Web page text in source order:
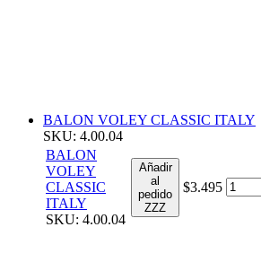
BALON VOLEY CLASSIC ITALY
SKU: 4.00.04
BALON
VOLEY
CLASSIC
ITALY
SKU: 4.00.04
Añadir
al
pedido
ZZZ
$3.495